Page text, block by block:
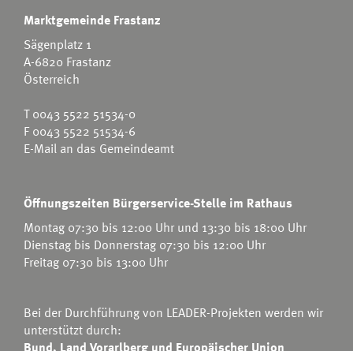
Marktgemeinde Frastanz
Sägenplatz 1
A-6820 Frastanz
Österreich
T0043 5522 51534-0
F 0043 5522 51534-6
E-Mail an das Gemeindeamt
Öffnungszeiten Bürgerservice-Stelle im Rathaus
Montag 07:30 bis 12:00 Uhr und 13:30 bis 18:00 Uhr
Dienstag bis Donnerstag 07:30 bis 12:00 Uhr
Freitag 07:30 bis 13:00 Uhr
Bei der Durchführung von LEADER-Projekten werden wir
unterstützt durch:
Bund, Land Vorarlberg und Europäischer Union